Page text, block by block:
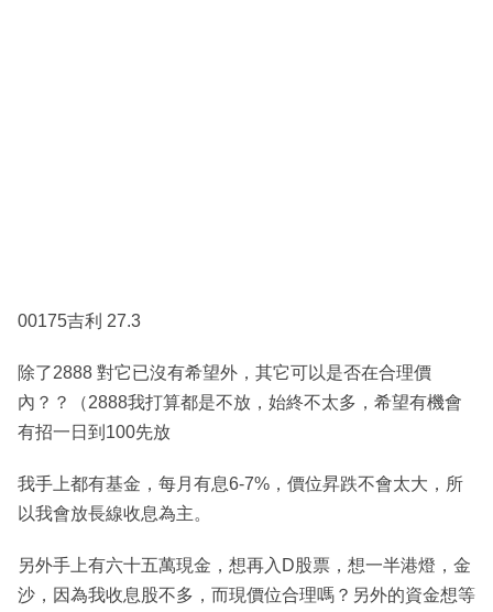
00175吉利 27.3
除了2888 對它已沒有希望外，其它可以是否在合理價
內？？（2888我打算都是不放，始終不太多，希望有機會
有招一日到100先放
我手上都有基金，每月有息6-7%，價位昇跌不會太大，所
以我會放長線收息為主。
另外手上有六十五萬現金，想再入D股票，想一半港燈，金
沙，因為我收息股不多，而現價位合理嗎？另外的資金想等